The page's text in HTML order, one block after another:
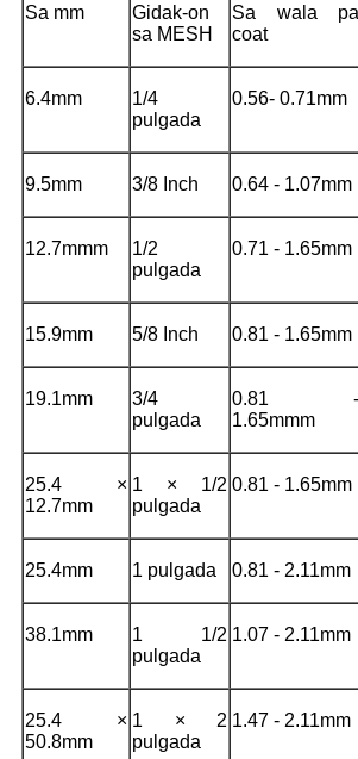
Sa mm
Gidak-on
sa MESH
Sa wala pa
coat
6.4mm
1/4
pulgada
0.56- 0.71mm
9.5mm 3/8 Inch 0.64 - 1.07mm
12.7mmm
1/2
pulgada
0.71 - 1.65mm
15.9mm 5/8 Inch 0.81 - 1.65mm
19.1mm
3/4
pulgada
0.81 -
1.65mmm
25.4 ×
12.7mm
1 × 1/2
pulgada
0.81 - 1.65mm
25.4mm 1 pulgada 0.81 - 2.11mm
38.1mm
1 1/2
pulgada
1.07 - 2.11mm
25.4 ×
50.8mm
1 × 2
pulgada
1.47 - 2.11mm